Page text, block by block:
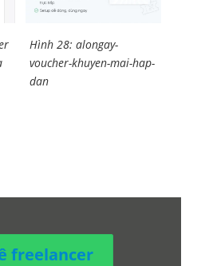
Hình 28: alongay-
voucher-khuyen-mai-hap-
dan
freelancer